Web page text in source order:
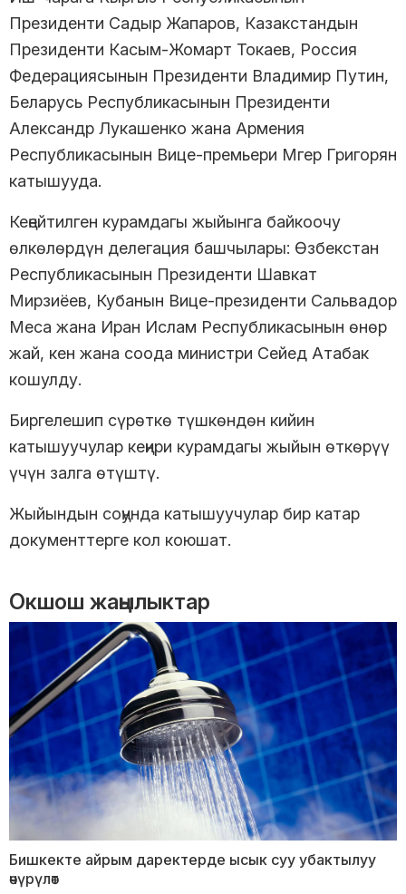
Президенти Садыр Жапаров, Казакстандын
Президенти Касым-Жомарт Токаев, Россия
Федерациясынын Президенти Владимир Путин,
Беларусь Республикасынын Президенти
Александр Лукашенко жана Армения
Республикасынын Вице-премьери Мгер Григорян
катышууда.
Кеңейтилген курамдагы жыйынга байкоочу
өлкөлөрдүн делегация башчылары: Өзбекстан
Республикасынын Президенти Шавкат
Мирзиёев, Кубанын Вице-президенти Сальвадор
Меса жана Иран Ислам Республикасынын өнөр
жай, кен жана соода министри Сейед Атабак
кошулду.
Биргелешип сүрөткө түшкөндөн кийин
катышуучулар кеңири курамдагы жыйын өткөрүү
үчүн залга өтүштү.
Жыйындын соңунда катышуучулар бир катар
документтерге кол коюшат.
Окшош жаңылыктар
Бишкекте айрым даректерде ысык суу убактылуу
өчүрүлөт